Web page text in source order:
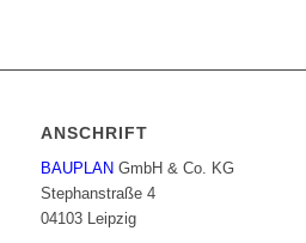
ANSCHRIFT
BAUPLAN GmbH & Co. KG
Stephanstraße 4
04103 Leipzig